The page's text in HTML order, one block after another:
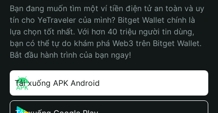
Bạn đang muốn tìm một ví tiền điện tử an toàn và uy
tín cho YeTraveler của mình? Bitget Wallet chính là
lựa chọn tốt nhất. Với hơn 40 triệu người tin dùng,
bạn có thể tự do khám phá Web3 trên Bitget Wallet.
Bắt đầu hành trình của bạn ngay!
Tải xuống APK Android